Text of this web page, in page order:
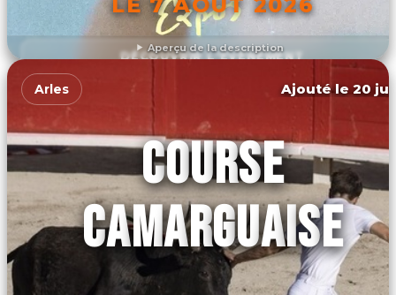
Aperçu de la description
DÉCOUVRIR L'ÉVÉNEMENT
Arles Ajouté le 20
COURSE
CAMARGUAISE